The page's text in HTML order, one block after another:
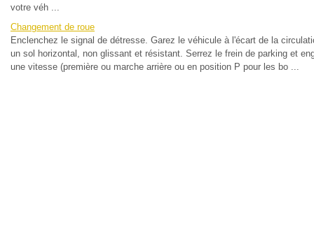
votre véh ...
Changement de roue
Enclenchez le signal de détresse. Garez le véhicule à l'écart de la
un sol horizontal, non glissant et résistant. Serrez le frein de parking et
une vitesse (première ou marche arrière ou en position P pour les bo ...